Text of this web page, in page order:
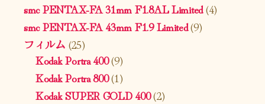
smc PENTAX-FA 31mm F1.8AL Limited(4)
smc PENTAX-FA 43mm F1.9 Limited(9)
フィルム (25)
Kodak Portra 400(9)
Kodak Portra 800(1)
Kodak SUPER GOLD 400(2)